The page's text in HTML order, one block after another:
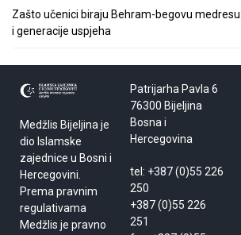
Zašto učenici biraju Behram-begovu
i generacije uspjeha
Medžlis Bijeljina je
dio Islamske
zajednice u Bosni i
Hercegovini.
Prema pravnim
regulativama
Medžlis je pravno
Patrijarha Pavla 6
76300 Bijeljina
Bosna i
Hercegovina
tel: +387 (0)55 226
250
+387 (0)55 226
251